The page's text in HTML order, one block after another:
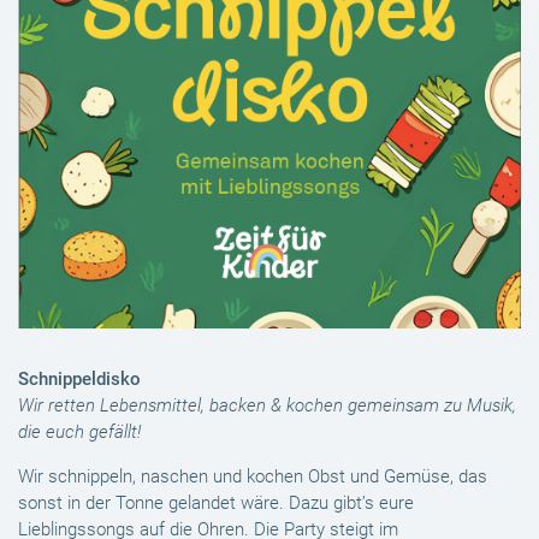
Schnippeldisko
Wir retten Lebensmittel, backen & kochen gemeinsam zu Musik,
die euch gefällt!
Wir schnippeln, naschen und kochen Obst und Gemüse, das
sonst in der Tonne gelandet wäre. Dazu gibt’s eure
Lieblingssongs auf die Ohren. Die Party steigt im